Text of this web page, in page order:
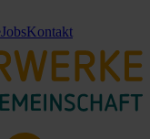
JobsKontakt